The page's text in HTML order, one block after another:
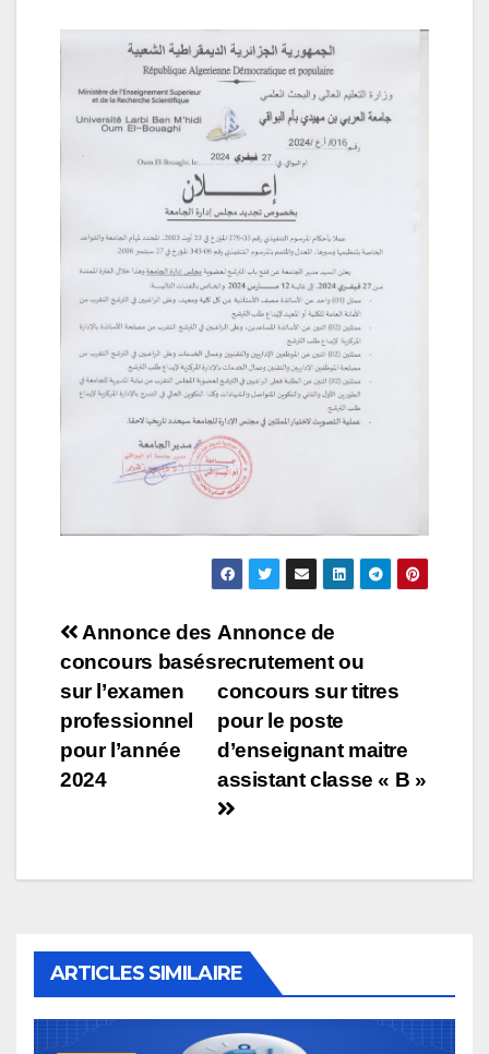
Navigation
de
l’article
Annonce de
recrutement ou
concours sur titres
pour le poste
d’enseignant maitre
assistant classe « B »
Annonce des
concours basés
sur l’examen
professionnel
pour l’année
2024
ARTICLES SIMILAIRE